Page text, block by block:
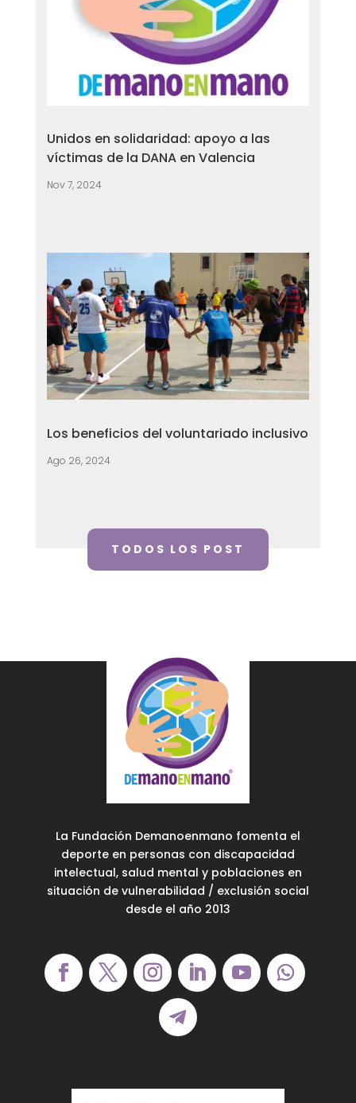
Unidos en solidaridad: apoyo a las
víctimas de la DANA en Valencia
Nov 7, 2024
Los beneficios del voluntariado inclusivo
Ago 26, 2024
TODOS LOS POST
La Fundación Demanoenmano fomenta el
deporte en personas con discapacidad
intelectual, salud mental y poblaciones en
situación de vulnerabilidad / exclusión social
desde el año 2013